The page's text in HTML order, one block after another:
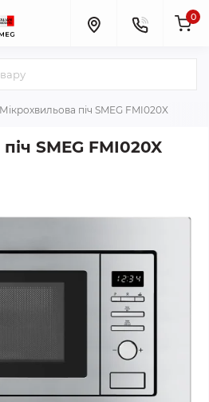
0
Мікрохвильова піч SMEG FMI020X
SMEG FMI020X